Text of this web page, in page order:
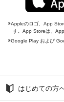
Appleのロゴ、App
す。App Storeは、
Google Play および
はじめての方